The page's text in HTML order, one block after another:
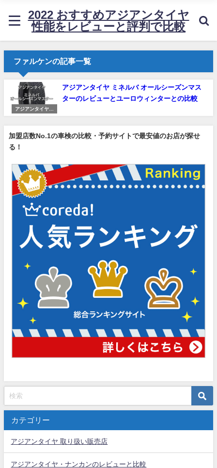
2022 おすすめアジアンタイヤ
性能をレビューと評判で比較
ファルケンの記事一覧
アジアンタイヤの
レビューと比較
アジアンタイヤ ミネルバ オールシーズンマス
ターのレビューとユーロウィンターとの比較
加盟店数No.1の車検の比較・予約サイトで最安値のお店が探せ
る！
カテゴリー
アジアンタイヤ 取り扱い販売店
アジアンタイヤ・ナンカンのレビューと比較